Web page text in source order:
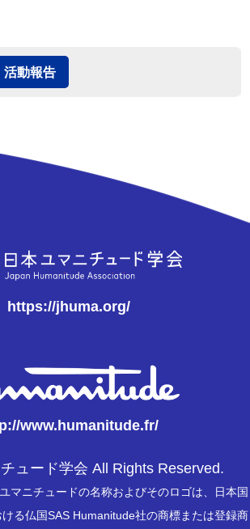
活動報告
https://jhuma.org/
www.humanitude.fr/
ュード学会 All Rights Reserved.
マニチュードの名称およびそのロゴは、日本国
る仏国SAS Humanitude社の商標または登録商